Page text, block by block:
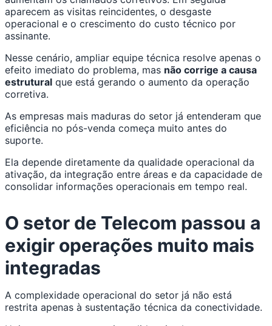
aparecem as visitas reincidentes, o desgaste
operacional e o crescimento do custo técnico por
assinante.
Nesse cenário, ampliar equipe técnica resolve apenas o
efeito imediato do problema, mas não corrige a causa
estrutural que está gerando o aumento da operação
corretiva.
As empresas mais maduras do setor já entenderam que
eficiência no pós-venda começa muito antes do
suporte.
Ela depende diretamente da qualidade operacional da
ativação, da integração entre áreas e da capacidade de
consolidar informações operacionais em tempo real.
O setor de Telecom passou a
exigir operações muito mais
integradas
A complexidade operacional do setor já não está
restrita apenas à sustentação técnica da conectividade.